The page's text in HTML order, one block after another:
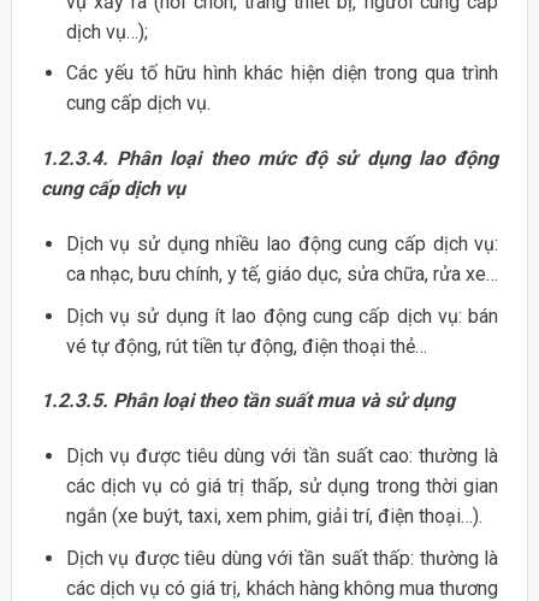
dịch vụ…);
Các yếu tố hữu hình khác hiện diện trong qua trình
cung cấp dịch vụ.
1.2.3.4. Phân loại theo mức độ sử dụng lao động
cung cấp dịch vụ
Dịch vụ sử dụng nhiều lao động cung cấp dịch vụ:
ca nhạc, bưu chính, y tế, giáo dục, sửa chữa, rửa xe…
Dịch vụ sử dụng ít lao động cung cấp dịch vụ: bán
vé tự động, rút tiền tự động, điện thoại thẻ…
1.2.3.5. Phân loại theo tần suất mua và sử dụng
Dịch vụ được tiêu dùng với tần suất cao: thường là
các dịch vụ có giá trị thấp, sử dụng trong thời gian
ngắn (xe buýt, taxi, xem phim, giải trí, điện thoại…).
Dịch vụ được tiêu dùng với tần suất thấp: thường là
các dịch vụ có giá trị, khách hàng không mua thương